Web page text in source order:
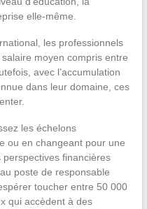
elle-même.
les professionnels
moyen compris entre
avec l’accumulation
dans leur domaine, ces
les échelons
ou en changeant pour une
financières
poste de responsable
toucher entre 50 000
qui accèdent à des